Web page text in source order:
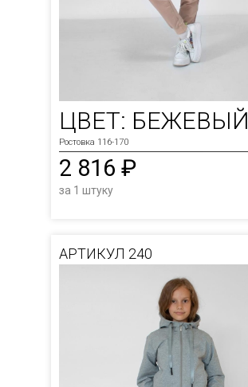
ЦВЕТ: БЕЖЕВЫЙ
Ростовка 116-170
2 816 ₽
за 1 штуку
АРТИКУЛ 240